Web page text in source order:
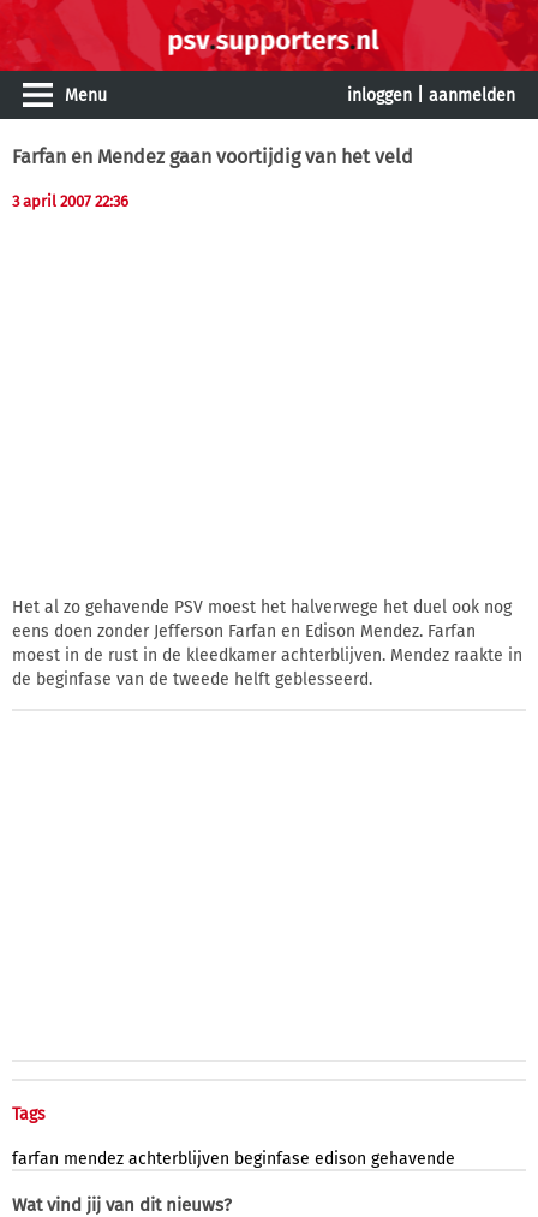
Menu inloggen aanmelden
Farfan en Mendez gaan voortijdig van het veld
3 april 2007 22:36
Het al zo gehavende PSV moest het halverwege het duel ook nog
eens doen zonder Jefferson Farfan en Edison Mendez. Farfan
moest in de rust in de kleedkamer achterblijven. Mendez raakte in
de beginfase van de tweede helft geblesseerd.
Tags
farfan mendez achterblijven beginfase edison gehavende
Wat vind jij van dit nieuws?